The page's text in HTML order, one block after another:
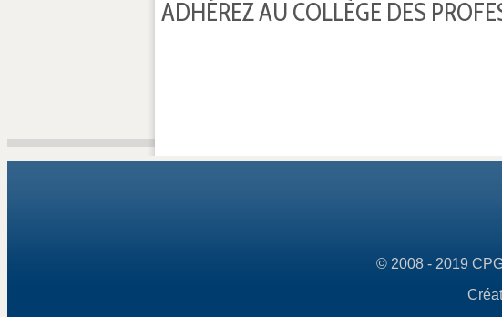
ADHÉREZ AU COLLÈGE DES
© 2008 - 2019